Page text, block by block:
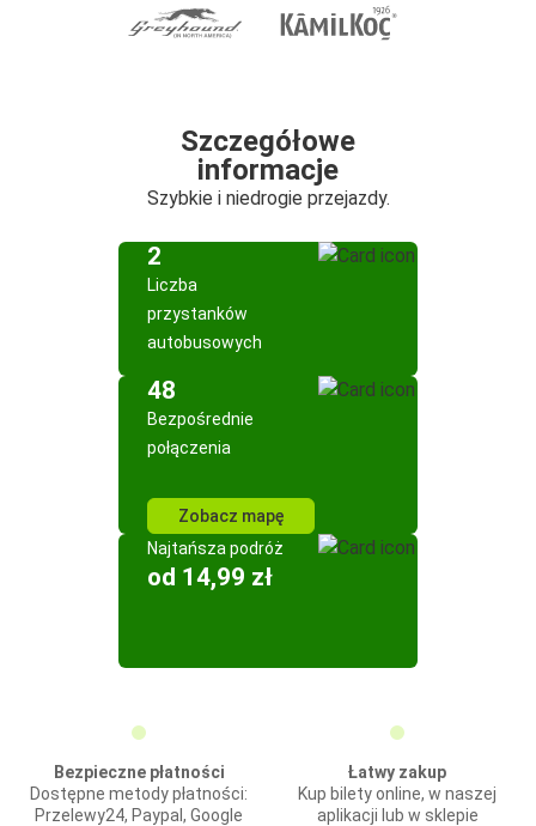
Szczegółowe
informacje
Szybkie i niedrogie przejazdy.
2
Liczba
przystanków
autobusowych
48
Bezpośrednie
połączenia
Zobacz mapę
Najtańsza podróż
od 14,99 zł
Bezpieczne płatności
Dostępne metody płatności:
Przelewy24, Paypal, Google
Łatwy zakup
Kup bilety online, w naszej
aplikacji lub w sklepie